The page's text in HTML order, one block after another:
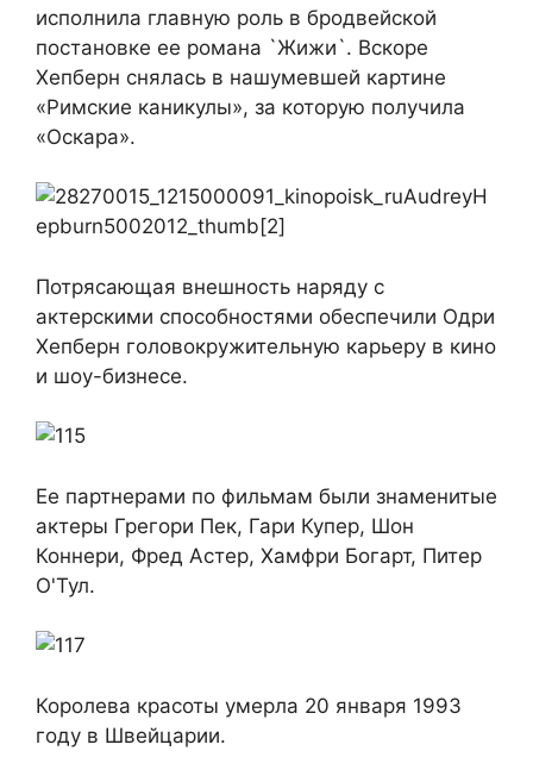
исполнила главную роль в бродвейской
постановке ее романа `Жижи`. Вскоре
Хепберн снялась в нашумевшей картине
«Римские каникулы», за которую получила
«Оскара».
Потрясающая внешность наряду с
актерскими способностями обеспечили Одри
Хепберн головокружительную карьеру в кино
и шоу-бизнесе.
Ее партнерами по фильмам были знаменитые
актеры Грегори Пек, Гари Купер, Шон
Коннери, Фред Астер, Хамфри Богарт, Питер
О'Тул.
Королева красоты умерла 20 января 1993
году в Швейцарии.